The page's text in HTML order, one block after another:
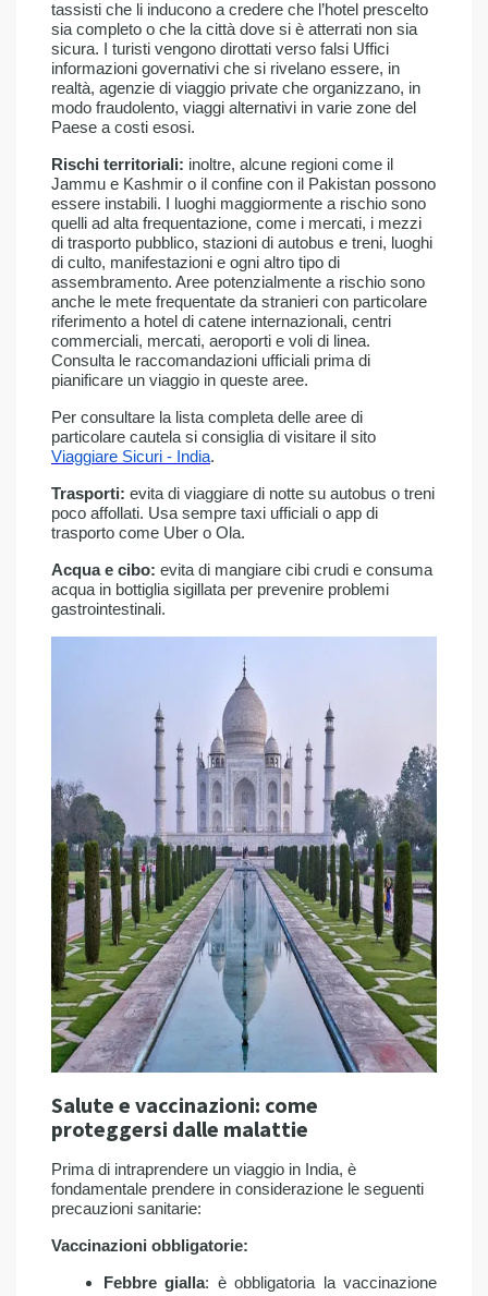
tassisti che li inducono a credere che l’hotel prescelto
sia completo o che la città dove si è atterrati non sia
sicura. I turisti vengono dirottati verso falsi Uffici
informazioni governativi che si rivelano essere, in
realtà, agenzie di viaggio private che organizzano, in
modo fraudolento, viaggi alternativi in varie zone del
Paese a costi esosi.
Rischi territoriali: inoltre, alcune regioni come il
Jammu e Kashmir o il confine con il Pakistan possono
essere instabili. I luoghi maggiormente a rischio sono
quelli ad alta frequentazione, come i mercati, i mezzi
di trasporto pubblico, stazioni di autobus e treni, luoghi
di culto, manifestazioni e ogni altro tipo di
assembramento. Aree potenzialmente a rischio sono
anche le mete frequentate da stranieri con particolare
riferimento a hotel di catene internazionali, centri
commerciali, mercati, aeroporti e voli di linea.
Consulta le raccomandazioni ufficiali prima di
pianificare un viaggio in queste aree.
Per consultare la lista completa delle aree di
particolare cautela si consiglia di visitare il sito
Viaggiare Sicuri - India.
Trasporti: evita di viaggiare di notte su autobus o treni
poco affollati. Usa sempre taxi ufficiali o app di
trasporto come Uber o Ola.
Acqua e cibo: evita di mangiare cibi crudi e consuma
acqua in bottiglia sigillata per prevenire problemi
gastrointestinali.
Salute e vaccinazioni: come
proteggersi dalle malattie
Prima di intraprendere un viaggio in India, è
fondamentale prendere in considerazione le seguenti
precauzioni sanitarie:​
Vaccinazioni obbligatorie:
Febbre gialla: è obbligatoria la vaccinazione